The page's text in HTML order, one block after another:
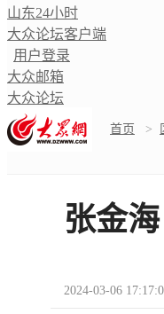
山东24小时
大众论坛客户端
用户登录
大众邮箱
大众论坛
首页 >
张金海
2024-03-06